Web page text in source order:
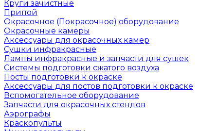
Круги зачистные
Припой
Окрасочное (Покрасочное) оборудование
Окрасочные камеры
Аксессуары для окрасочных камер
Сушки инфракрасные
Лампы инфракрасные и запчасти для сушек
Системы подготовки сжатого воздуха
Посты подготовки к окраске
Аксессуары для постов подготовки к окраске
Вспомогательное оборудование
Запчасти для окрасочных стендов
Аэрографы
Краскопульты